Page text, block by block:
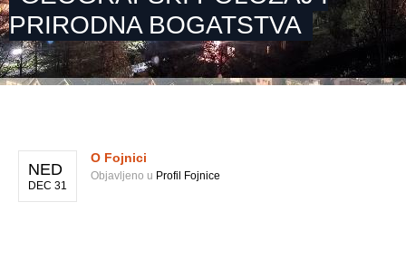
PRIRODNA BOGATSTVA
NED
DEC 31
O Fojnici
Objavljeno u Profil Fojnice